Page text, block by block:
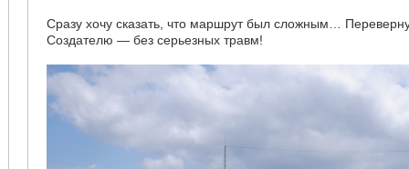
Сразу хочу сказать, что маршрут был сложным…
Создателю — без серьезных травм!